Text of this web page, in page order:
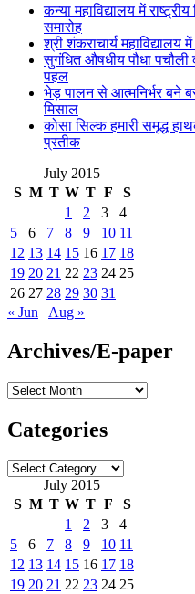
कन्या महाविद्यालय में
समारोह
श्री शंकराचार्य
सुगंधित औषधीय पौधा
पहल
भेड़ पालन से आत्मनिर्भर बने
मिसाल
कोसा सिल्क हमारी समृद्ध
प्रतीक
July 2015
S M T W T F
S
1
2 3
4
5
6 7 8 9 10 11
12 13 14 15 16 17 18
19 20 21 22 23 24 25
26 27 28 29 30 31
« Jun
Aug »
Archives/E-paper
Archives/E-
Categories
Categories
July 2015
S M T W T F
S
1
2 3
4
5
6 7 8 9 10 11
12 13 14 15 16 17 18
19 20 21 22 23 24 25